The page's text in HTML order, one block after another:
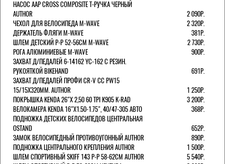
НАСОС AAP CROSS COMPOSITE Т-РУЧКА ЧЕРНЫЙ
AUTHOR
2 090Р.
ЧЕХОЛ ДЛЯ ВЕЛОСИПЕДА M-WAVE
2 320Р.
ДЕРЖАТЕЛЬ ФЛЯГИ M-WAVE
381Р.
ШЛЕМ ДЕТСКИЙ Р-Р 52-56СМ M-WAVE
2 730Р.
РОГА АЛЮМИНИЕВЫЕ M-WAVE
900Р.
ЗАХВАТ Д/ПЕДАЛЕЙ 6-14162 YC-162 С РЕЗИН.
РУКОЯТКОЙ BIKEHAND
691Р.
ЗАХВАТ Д/ПЕДАЛЕЙ ПРОФИ CR-V CC PW15
15/15X320ММ. AUTHOR
1 250Р.
ПОКРЫШКА KENDA 26"Х 2,50 60 TPI K905 K-RAD
3 200Р.
ВЕЛОКАМЕРА KENDA 16"Х1.50-1.75", 40/47-305 АВТО
368Р.
ПОДНОЖКА ДЕТСКИХ ВЕЛОСИПЕДОВ ЦЕНТРАЛЬНАЯ
OSTAND
652Р.
ЗАМОК ВЕЛОСИПЕДНЫЙ ПРОТИВОУГОННЫЙ AUTHOR
890Р.
ПОДНОЖКА ЦЕНТРАЛЬНОГО КРЕПЛЕНИЯ AUTHOR
1 500Р.
ШЛЕМ СПОРТИВНЫЙ SKIFF 143 Р-Р 58-62СМ AUTHOR
5 540Р.